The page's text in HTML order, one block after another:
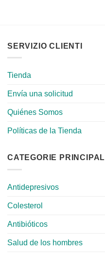
SERVIZIO CLIENTI
Tienda
Envía una solicitud
Quiénes Somos
Políticas de la Tienda
CATEGORIE PRINCIPALI
Antidepresivos
Colesterol
Antibióticos
Salud de los hombres